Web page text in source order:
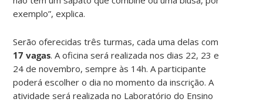
exemplo”, explica.
Serão oferecidas três turmas, cada uma delas com
17 vagas. A oficina será realizada nos dias 22, 23 e
24 de novembro, sempre às 14h. A participante
poderá escolher o dia no momento da inscrição. A
atividade será realizada no Laboratório do Ensino